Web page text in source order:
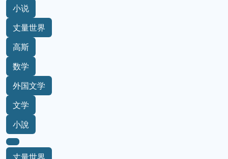
小说
丈量世界
高斯
数学
外国文学
文学
小說